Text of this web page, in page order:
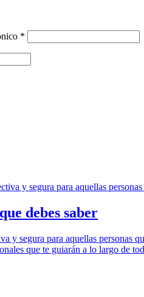
*
debes saber
y segura para aquellas personas
que te guiarán a lo largo de